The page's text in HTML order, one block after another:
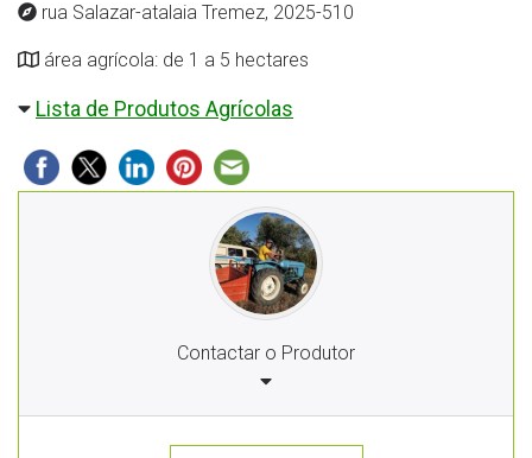
rua Salazar-atalaia Tremez, 2025-510
área agrícola: de 1 a 5 hectares
Lista de Produtos Agrícolas
Contactar o Produtor